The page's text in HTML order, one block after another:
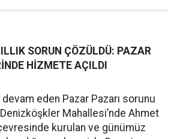
SORUN ÇÖZÜLDÜ: PAZAR
HİZMETE AÇILDI
devam eden Pazar Pazarı sorunu
Mahallesi’nde Ahmet
kurulan ve günümüz